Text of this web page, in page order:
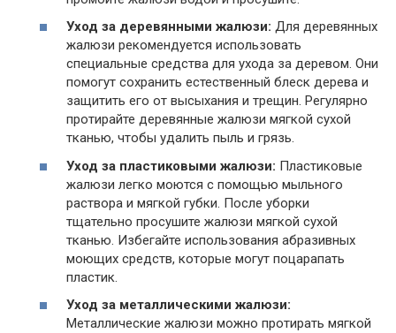
Уход за деревянными жалюзи: Для деревянных
жалюзи рекомендуется использовать
специальные средства для ухода за деревом. Они
помогут сохранить естественный блеск дерева и
защитить его от высыхания и трещин. Регулярно
протирайте деревянные жалюзи мягкой сухой
тканью, чтобы удалить пыль и грязь.
Уход за пластиковыми жалюзи: Пластиковые
жалюзи легко моются с помощью мыльного
раствора и мягкой губки. После уборки
тщательно просушите жалюзи мягкой сухой
тканью. Избегайте использования абразивных
моющих средств, которые могут поцарапать
пластик.
Уход за металлическими жалюзи:
Металлические жалюзи можно протирать мягкой